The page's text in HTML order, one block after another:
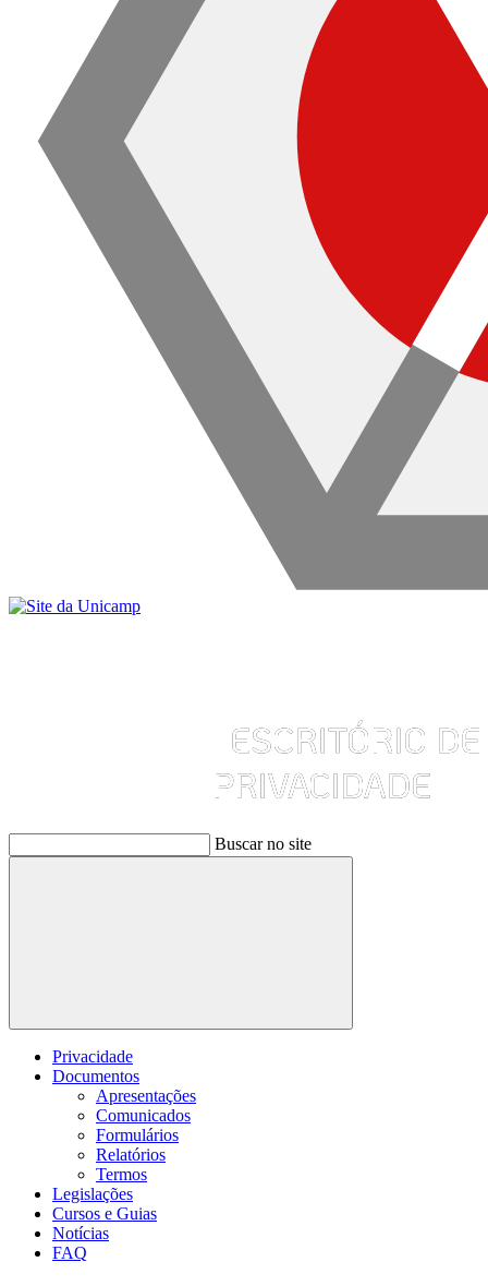
Buscar no site
Buscar
Privacidade
Documentos
Apresentações
Comunicados
Formulários
Relatórios
Termos
Legislações
Cursos e Guias
Notícias
FAQ